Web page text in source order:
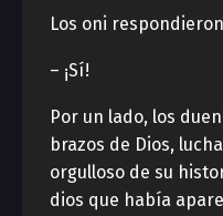
Los oni
– ¡Sí!
Por un lado, los
brazos de Dios,
orgulloso de su
dios que había